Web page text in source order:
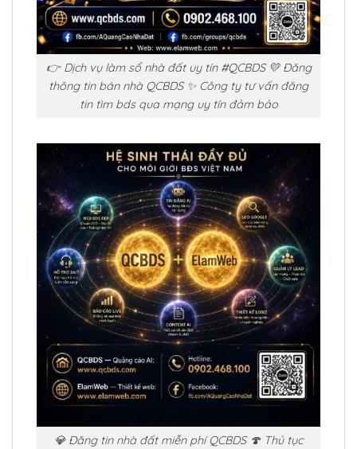
👉 Dịch vụ làm sổ nhà đất uy tín #QCBDS 💛 Đăng
thông tin bán nhà QCBDS ✨ Công ty tư vấn đăng
tin tìm bds qua mạng uy tín đảm bảo
💎 Đăng tin nhà đất miễn phí QCBDS 🍄 Thủ tục